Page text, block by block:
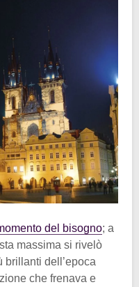
del bisogno; a
massima si rivelò
brillanti dell’epoca
che frenava e